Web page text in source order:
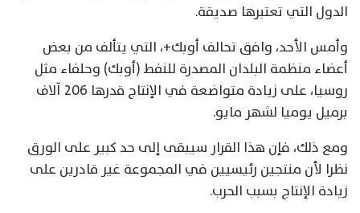
الدول التي تعتبرها صديقة.
وأمس الأحد، وافق تحالف أوبك+، التي يتألف من بعض
أعضاء منظمة البلدان المصدرة للنفط (أوبك) وحلفاء مثل
روسيا، على زيادة متواضعة في الإنتاج قدرها 206 آلاف
برميل يوميا لشهر مايو.
ومع ذلك، فإن هذا القرار سيبقى إلى حد كبير على الورق
نظرا لأن منتجين رئيسيين في المجموعة غير قادرين على
⁠زيادة الإنتاج بسبب الحرب.